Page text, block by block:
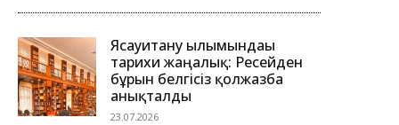
Ясауитану ғылымындағы
тарихи жаңалық: Ресейден
бұрын белгісіз қолжазба
анықталды
23.07.2026